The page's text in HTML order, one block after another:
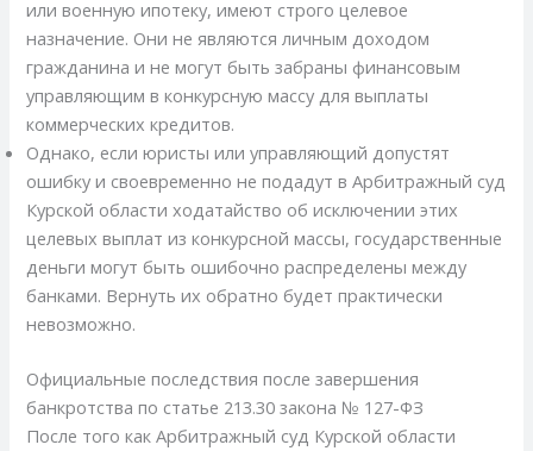
или военную ипотеку, имеют строго целевое
назначение. Они не являются личным доходом
гражданина и не могут быть забраны финансовым
управляющим в конкурсную массу для выплаты
коммерческих кредитов.
Однако, если юристы или управляющий допустят
ошибку и своевременно не подадут в Арбитражный суд
Курской области ходатайство об исключении этих
целевых выплат из конкурсной массы, государственные
деньги могут быть ошибочно распределены между
банками. Вернуть их обратно будет практически
невозможно.
Официальные последствия после завершения
банкротства по статье 213.30 закона № 127-ФЗ
После того как Арбитражный суд Курской области